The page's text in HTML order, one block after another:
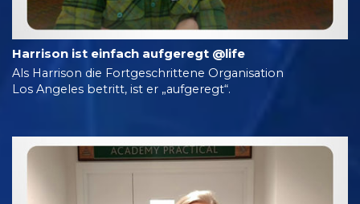
Harrison ist einfach aufgeregt @life
Als Harrison die Fortgeschrittene Organisation
Los Angeles betritt, ist er „aufgeregt“.